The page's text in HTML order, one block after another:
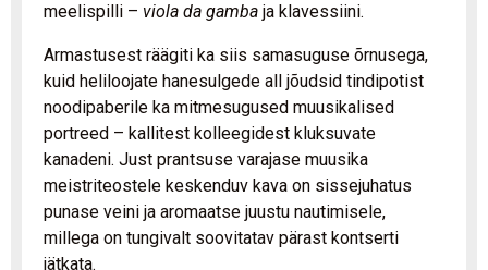
meelispilli – viola da gamba ja klavessiini.
Armastusest räägiti ka siis samasuguse õrnusega,
kuid heliloojate hanesulgede all jõudsid tindipotist
noodipaberile ka mitmesugused muusikalised
portreed – kallitest kolleegidest kluksuvate
kanadeni. Just prantsuse varajase muusika
meistriteostele keskenduv kava on sissejuhatus
punase veini ja aromaatse juustu nautimisele,
millega on tungivalt soovitatav pärast kontserti
jätkata.